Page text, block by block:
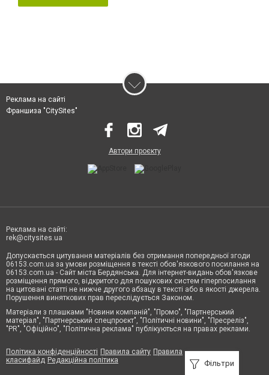
Фільтри
Реклама на сайті
Франшиза "CitySites"
Автори проєкту
Реклама на сайті:
rek@citysites.ua
Допускається цитування матеріалів без отримання попередньої згоди
06153.com.ua за умови розміщення в тексті обов'язкового посилання на
06153.com.ua - Сайт міста Бердянська. Для інтернет-видань обов'язкове
розміщення прямого, відкритого для пошукових систем гіперпосилання
на цитовані статті не нижче другого абзацу в тексті або в якості джерела.
Порушення виняткових прав переслідується Законом.
Матеріали з плашками "Новини компаній", "Промо", "Партнерський
матеріал", "Партнерський спецпроєкт", "Політичні новини", "Пресреліз",
"PR", "Офіційно", "Політична реклама" публікуються на правах реклами.
Політика конфіденційності Правила сайту Правила
класифайд Редакційна політика